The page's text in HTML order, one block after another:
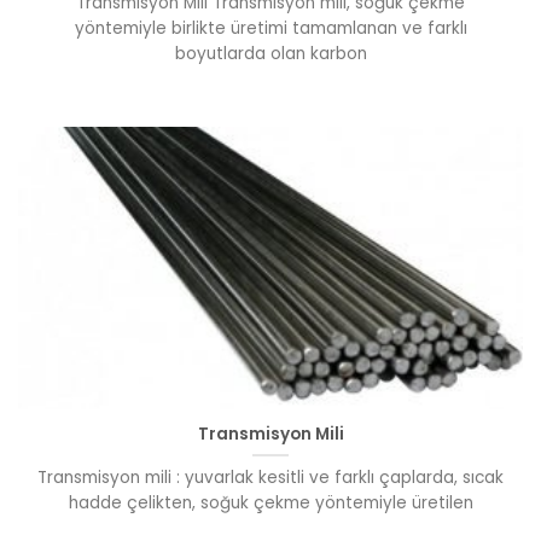
yöntemiyle birlikte üretimi tamamlanan ve farklı
boyutlarda olan karbon
Transmisyon Mili
Transmisyon mili : yuvarlak kesitli ve farklı çaplarda, sıcak
hadde çelikten, soğuk çekme yöntemiyle üretilen